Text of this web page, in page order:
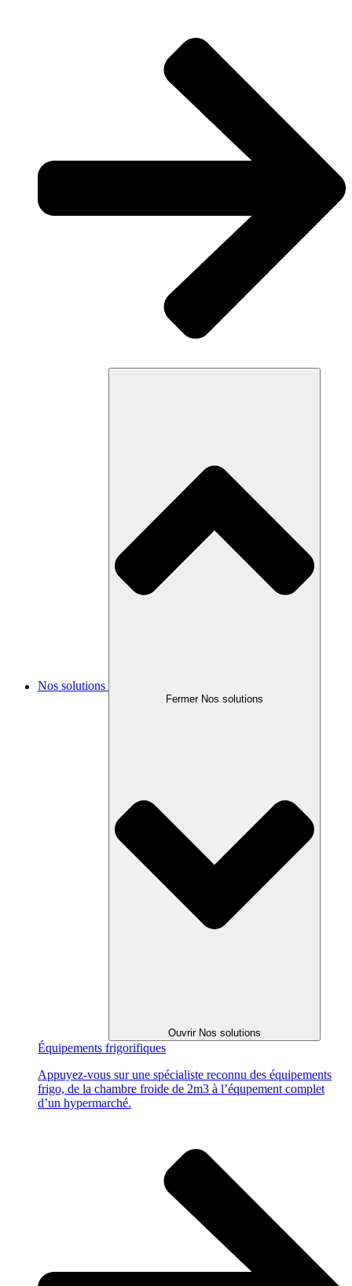
Nos solutions
Fermer Nos solutions
Ouvrir Nos solutions
Équipements frigorifiques
Appuyez-vous sur une spécialiste reconnu des équipements
frigo, de la chambre froide de 2m3 à l’équpement complet
d’un hypermarché.